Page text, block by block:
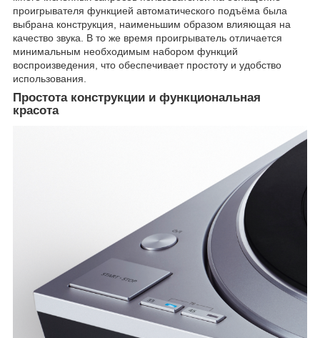
проигрывателя функцией автоматического подъёма была
выбрана конструкция, наименьшим образом влияющая на
качество звука. В то же время проигрыватель отличается
минимальным необходимым набором функций
воспроизведения, что обеспечивает простоту и удобство
использования.
Простота конструкции и функциональная
красота